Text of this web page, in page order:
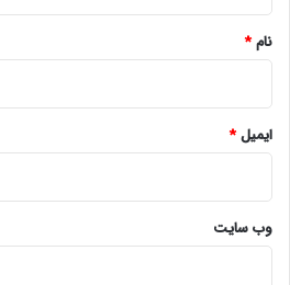
نام*
ایمیل*
وب‌ سایت